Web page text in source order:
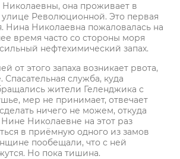
она проживает в
Революционной. Это первая
Нина Николаевна пожаловалась на
время часто со стороны моря
нефтехимический запах.
от этого запаха возникает рвота,
служба, куда
жители Геленджика с
мер не принимает, отвечает
ничего не можем, откуда
Нине Николаевне на этот раз
в приёмную одного из замов
пообещали, что с ней
Но пока тишина.